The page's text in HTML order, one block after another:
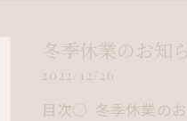
冬季休業のお知
2022/12/26
目次○ 冬季休業の